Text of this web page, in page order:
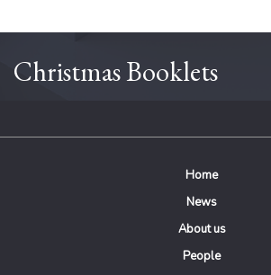
Christmas Booklets
Home
News
About us
People